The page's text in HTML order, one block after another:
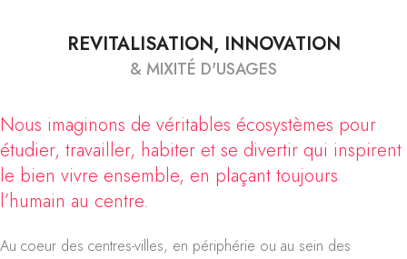
REVITALISATION, INNOVATION
& MIXITÉ D'USAGES
Nous imaginons de véritables écosystèmes pour
étudier, travailler, habiter et se divertir qui inspirent
le bien vivre ensemble, en plaçant toujours
l’humain au centre.
Au coeur des centres-villes, en périphérie ou au sein des